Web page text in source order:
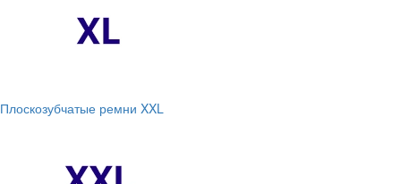
Плоскозубчатые ремни XXL